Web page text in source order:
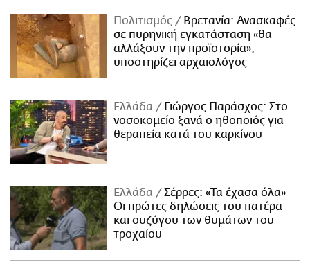
Πολιτισμός
Βρετανία: Ανασκαφές
σε πυρηνική εγκατάσταση «θα
αλλάξουν την προϊστορία»,
υποστηρίζει αρχαιολόγος
Ελλάδα
Γιώργος Παράσχος: Στο
νοσοκομείο ξανά ο ηθοποιός για
θεραπεία κατά του καρκίνου
Ελλάδα
Σέρρες: «Τα έχασα όλα» -
Οι πρώτες δηλώσεις του πατέρα
και συζύγου των θυμάτων του
τροχαίου